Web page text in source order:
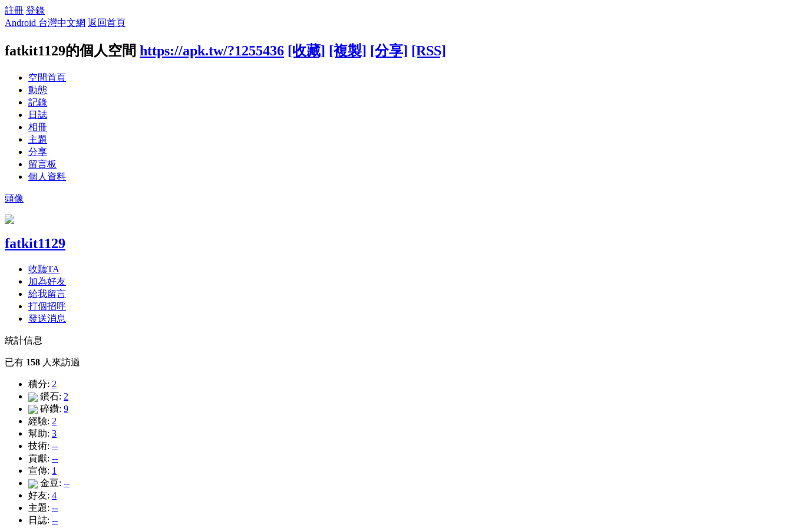
註冊 登錄
Android 台灣中文網 返回首頁
fatkit1129的個人空間 https://apk.tw/?1255436 [收藏] [複製] [分享] [RSS]
空間首頁
動態
記錄
日誌
相冊
主題
分享
留言板
個人資料
頭像
fatkit1129
收聽TA
加為好友
給我留言
打個招呼
發送消息
統計信息
已有 158 人來訪過
積分: 2
鑽石: 2
碎鑽: 9
經驗: 2
幫助: 3
技術: --
貢獻: --
宣傳: 1
金豆: --
好友: 4
主題: --
日誌: --